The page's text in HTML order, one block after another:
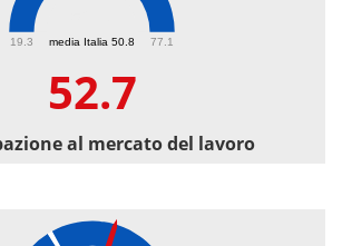
media Italia 50.8
19.3 77.1
52.7
al mercato del lavoro